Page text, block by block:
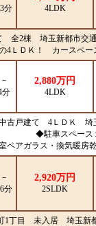
分
4LDK
2棟 埼玉新都市交通
4ＬＤＫ！ カースペー
－
分
2,880万円
4LDK
戸建て 4ＬＤＫ 埼
◆駐車スペース
ペアガラス・換気暖房
－
分
2,920万円
2SLDK
1丁目 未入居 埼玉新